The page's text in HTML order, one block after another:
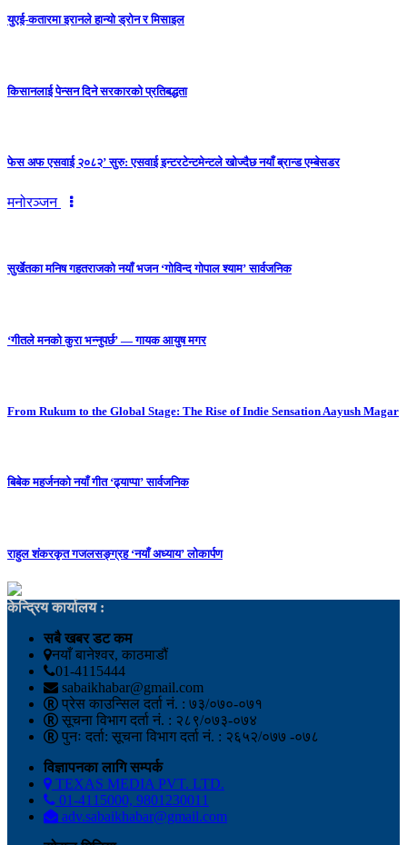
युएई-कतारमा इरानले हान्यो ड्रोन र मिसाइल
किसानलाई पेन्सन दिने सरकारको प्रतिबद्धता
फेस अफ एसवाई २०८२’ सुरु: एसवाई इन्टरटेन्टमेन्टले खोज्दैछ नयाँ ब्रान्ड एम्बेसडर
मनोरञ्जन
सुर्खेतका मनिष गहतराजको नयाँ भजन ‘गोविन्द गोपाल श्याम’ सार्वजनिक
‘गीतले मनको कुरा भन्नुपर्छ’ — गायक आयुष मगर
From Rukum to the Global Stage: The Rise of Indie Sensation Aayush Magar
बिबेक महर्जनको नयाँ गीत ‘ढ्याप्पा’ सार्वजनिक
राहुल शंकरकृत गजलसङ्ग्रह ‘नयाँ अध्याय’ लोकार्पण
केन्द्रिय कार्यालय :
सबै खबर डट कम
नयाँ बानेश्वर, काठमाडौं
01-4115444
sabaikhabar@gmail.com
प्रेस काउन्सिल दर्ता नं. : ७३/०७०-०७१
सूचना विभाग दर्ता नं. : २८९/०७३-०७४
पुनः दर्ता: सूचना विभाग दर्ता नं. : २६५२/०७७ -०७८
विज्ञापनका लागि सम्पर्क
TEXAS MEDIA PVT. LTD.
01-4115000, 9801230011
adv.sabaikhabar@gmail.com